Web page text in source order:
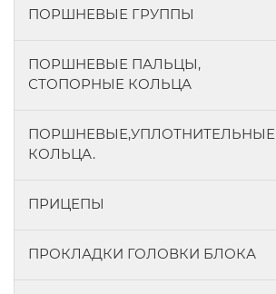
ПОРШНЕВЫЕ ГРУППЫ
ПОРШНЕВЫЕ ПАЛЬЦЫ,
СТОПОРНЫЕ КОЛЬЦА
ПОРШНЕВЫЕ,УПЛОТНИТЕЛЬНЫЕ
КОЛЬЦА.
ПРИЦЕПЫ
ПРОКЛАДКИ ГОЛОВКИ БЛОКА